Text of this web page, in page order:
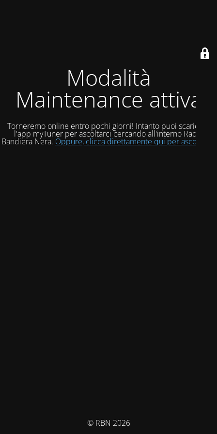
Modalità
Maintenance attiva
Torneremo online entro pochi giorni! Intanto puoi scaricare
l'app myTuner per ascoltarci cercando all'interno Radio
Bandiera Nera. Oppure, clicca direttamente qui per ascoltarci!
© RBN 2026